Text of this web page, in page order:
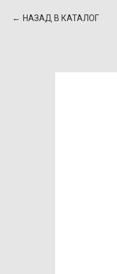
НАЗАД В КАТАЛОГ